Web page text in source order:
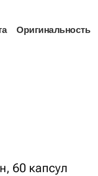
Оригинальность
60 капсул